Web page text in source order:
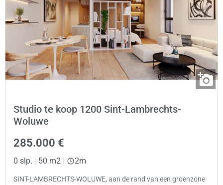
Studio te koop 1200 Sint-Lambrechts-
Woluwe
285.000 €
0 slp. | 50 m2 | 2m
SINT-LAMBRECHTS-WOLUWE, aan de rand van een groenzone